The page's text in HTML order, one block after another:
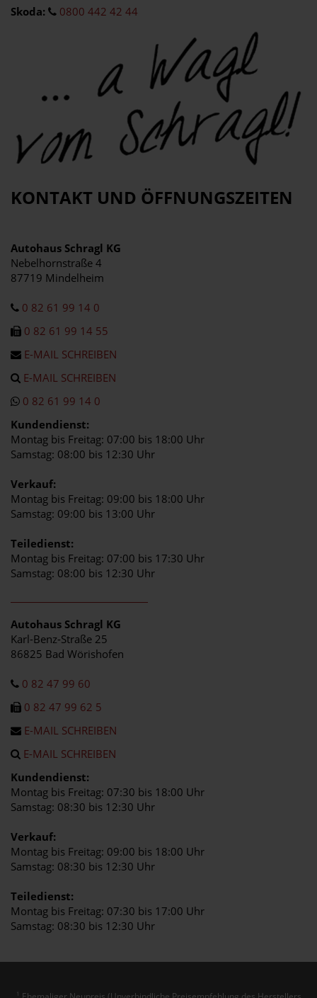
Skoda:
0800 442 42 44
KONTAKT UND ÖFFNUNGSZEITEN
Autohaus Schragl KG
Nebelhornstraße 4
87719 Mindelheim
0 82 61 99 14 0
0 82 61 99 14 55
E-MAIL SCHREIBEN
E-MAIL SCHREIBEN
0 82 61 99 14 0
Kundendienst:
Montag bis Freitag: 07:00 bis 18:00 Uhr
Samstag: 08:00 bis 12:30 Uhr
Verkauf:
Montag bis Freitag: 09:00 bis 18:00 Uhr
Samstag: 09:00 bis 13:00 Uhr
Teiledienst:
Montag bis Freitag: 07:00 bis 17:30 Uhr
Samstag: 08:00 bis 12:30 Uhr
Autohaus Schragl KG
Karl-Benz-Straße 25
86825 Bad Wörishofen
0 82 47 99 60
0 82 47 99 62 5
E-MAIL SCHREIBEN
E-MAIL SCHREIBEN
Kundendienst:
Montag bis Freitag: 07:30 bis 18:00 Uhr
Samstag: 08:30 bis 12:30 Uhr
Verkauf:
Montag bis Freitag: 09:00 bis 18:00 Uhr
Samstag: 08:30 bis 12:30 Uhr
Teiledienst:
Montag bis Freitag: 07:30 bis 17:00 Uhr
Samstag: 08:30 bis 12:30 Uhr
1